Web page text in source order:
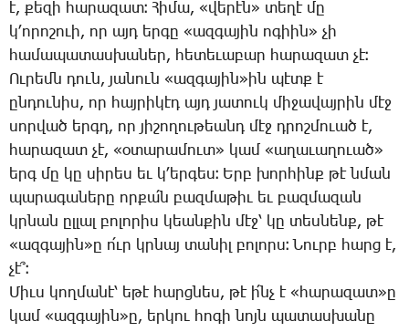
է, քե­զի հա­րա­զատ։ ­Հի­մա, «վե­րէն» տե­ղէ մը
կ­՚ո­րո­շո­ւի, որ այդ եր­գը «ազ­գա­յին ո­գիին» չի
հա­մա­պա­տաս­խա­ներ, հե­տե­ւա­բար հա­րա­զատ չէ։
Ու­րեմն դուն, յա­նուն «ազ­գա­յին»ին պէտք է
ըն­դու­նիս, որ հայ­րի­կէդ այդ յա­տուկ մի­ջա­վայ­րին մէջ
սոր­ված երգդ, որ յի­շո­ղու­թեանդ մէջ դրոշ­մուած է,
հա­րա­զատ չէ, «օ­տա­րա­մուտ» կամ «ա­ղա­ւա­ղո­ւած»
երգ մը կը սի­րես եւ կ­՚եր­գես։ Երբ խոր­հինք թէ նման
պա­րա­գա­նե­րը որ­քա՛ն բազ­մա­թիւ եւ բազ­մա­զան
կրնան ըլ­լալ բո­լո­րիս կեան­քին մէջ՝ կը տես­նենք, թէ
«ազ­գա­յին»ը ո՛ւր կրնայ տա­նիլ բո­լորս։ ­Նուրբ հարց է,
չէ՞։
­Միւս կող­մա­նէ՝ ե­թէ հարց­նես, թէ ի՛նչ է «հա­րա­զատ»ը
կամ «ազ­գա­յին»ը, եր­կու հո­գի նոյն պա­տաս­խա­նը